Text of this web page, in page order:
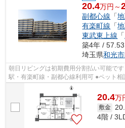
20.4万円～
副都心線 「
有楽町線 「
東武東上線 「
築4年 /
埼玉県和光市
朝日リビングは初期費用分割払い可能で
駅・有楽町線・副都心線利用可 ●ペット
洗浄乾燥機・浄水器・床暖房などの設...
20.4万
敷金
4階 /